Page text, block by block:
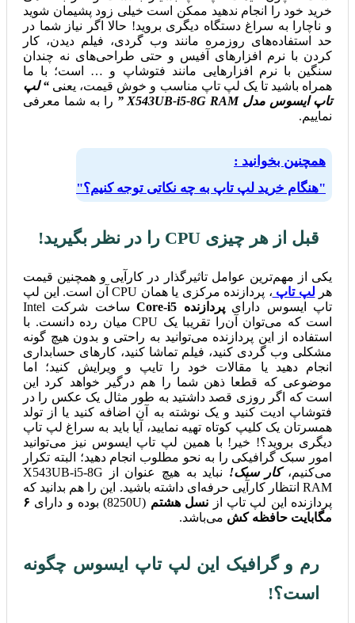
خرید خود را انجام ندهید ممکن است خیلی زود پشیمان شوید
و ناچارا به سراغ دستگاه دیگری بروید! حالا اگر نیاز شما در
حد استفاده‌های روزمره مانند وب گردی، فیلم دیدن، کار
کردن با نرم افزارهای آفیس و حتی طراحی‌های نه چندان
سنگین با نرم افزارهایی مانند فتوشاپ و … است؛ با ما
همراه باشید تا یک لپ تاپ مناسب و خوش قیمت، یعنی “ لپ
تاپ ایسوس مدل X543UB-i5-8G RAM ”
را به شما معرفی
نماییم.
همچنین بخوانید :
"هنگام خرید لپ تاپ به چه نکاتی توجه کنیم؟"
قبل از هر چیزی CPU را در نظر بگیرید!
یکی از مهم‌ترین عوامل تاثیرگذار در کارآیی و همچنین قیمت
هر لپ تاپ
، پردازنده مرکزی یا همان CPU آن است. این لپ
تاپ ایسوس دارایپردازنده Core-i5
ساخت شرکت Intel
است که می‌توان آن‌را تقریبا یک CPU میان رده دانست. با
استفاده از این پردازنده می‌توانید به راحتی و بدون هیچ گونه
مشکلی وب گردی کنید، فیلم تماشا کنید، کارهای حسابداری
انجام دهید یا مقالات خود را تایپ و ویرایش کنید؛ اما
موضوعی که قطعا ذهن شما را هم درگیر خواهد کرد این
است که اگر روزی قصد داشتید به طور مثال یک عکس را در
فتوشاپ ادیت کنید و یک نوشته به آن اضافه کنید یا از تولد
همسرتان یک کلیپ کوتاه تهیه نمایید، آیا باید به سراغ لپ تاپ
دیگری بروید؟! خیر! با همین لپ تاپ ایسوس نیز می‌توانید
امور سبک گرافیکی را به نحو مطلوب انجام دهید؛ البته تکرار
می‌کنیم،کار سبک!
نباید به هیچ عنوان از X543UB-i5-8G
RAM انتظار کارآیی حرفه‌ای داشته باشید. این را هم بدانید که
پردازنده این لپ تاپ از نسل هشتم (8250U) بوده و دارای
۶
مگابایت حافظه کش می‌باشد.
رم و گرافیک این لپ تاپ ایسوس چگونه
است؟!